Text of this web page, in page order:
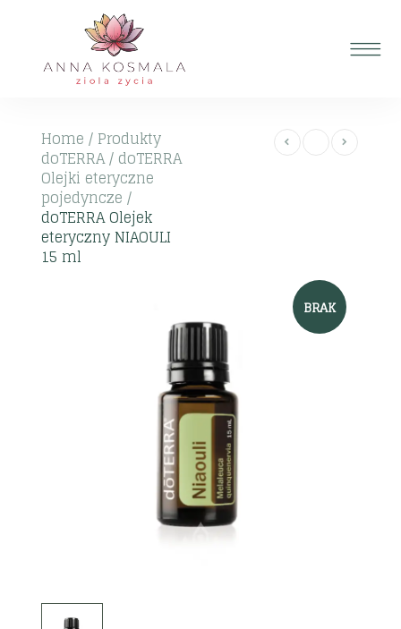
Home / Produkty
doTERRA/ doTERRA
Olejki eteryczne
pojedyncze /
doTERRA Olejek
eteryczny NIAOULI
15 ml
BRAK